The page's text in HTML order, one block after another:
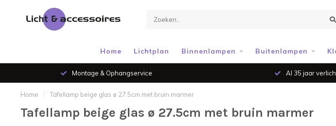
Home Lichtplan Binnenlampen Buitenlampen
Montage & Ophangservice Al 35 jaar
Home / Tafellamp beige glas ø 27.5cm met bruin marmer
Tafellamp beige glas ø 27.5cm met bruin marmer